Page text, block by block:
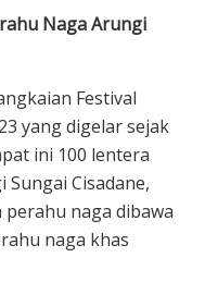
Naga Arungi
Festival
yang digelar sejak
ini 100 lentera
Cisadane,
naga dibawa
naga khas